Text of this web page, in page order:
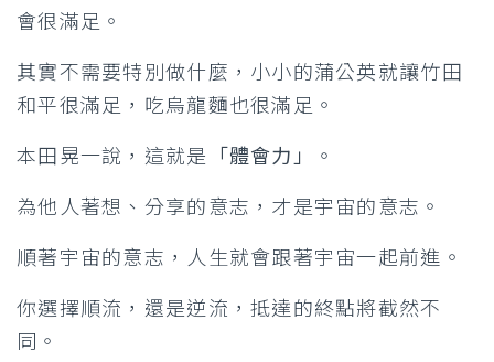
會很滿足。
其實不需要特別做什麼，小小的蒲公英就讓竹田
和平很滿足，吃烏龍麵也很滿足。
本田晃一說，這就是 「體會力」 。
為他人著想、分享的意志，才是宇宙的意志。
順著宇宙的意志，人生就會跟著宇宙一起前進。
你選擇順流，還是逆流，抵達的終點將截然不
同。